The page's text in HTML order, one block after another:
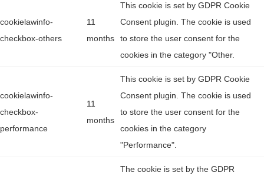
cookielawinfo-
checkbox-others
11
months
This cookie is set by GDPR Cookie
Consent plugin. The cookie is used
to store the user consent for the
cookies in the category "Other.
cookielawinfo-
checkbox-
performance
11
months
This cookie is set by GDPR Cookie
Consent plugin. The cookie is used
to store the user consent for the
cookies in the category
"Performance".
The cookie is set by the GDPR